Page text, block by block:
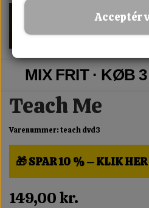
MIX FRIT · KØB
Teach Me
Varenummer: teach dvd3
🎁 SPAR 10 % – KLIK
149,00 kr.
Acceptér